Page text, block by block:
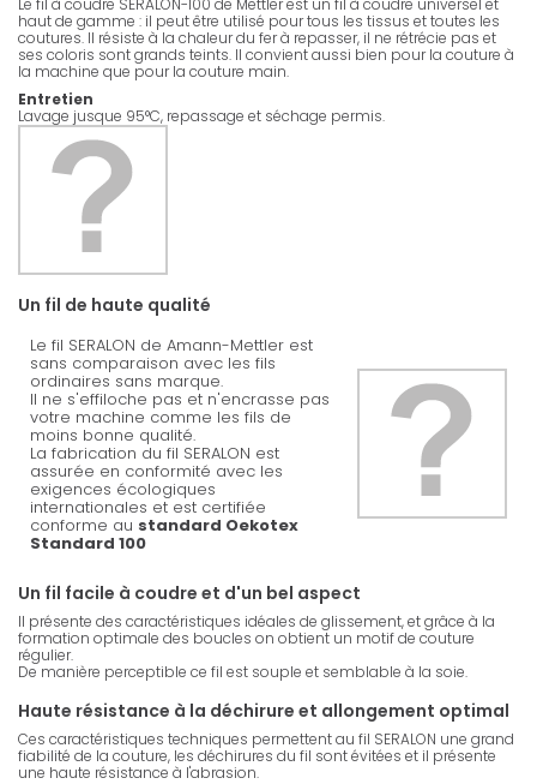
Le fil à coudre SERALON-100 de Mettler est un fil à coudre universel et
haut de gamme : il peut être utilisé pour tous les tissus et toutes les
coutures. Il résiste à la chaleur du fer à repasser, il ne rétrécie pas et
ses coloris sont grands teints. Il convient aussi bien pour la couture à
la machine que pour la couture main.
Entretien
Lavage jusque 95°C, repassage et séchage permis.
Un fil de haute qualité
Le fil SERALON de Amann-Mettler est
sans comparaison avec les fils
ordinaires sans marque.
Il ne s'effiloche pas et n'encrasse pas
votre machine comme les fils de
moins bonne qualité.
La fabrication du fil SERALON est
assurée en conformité avec les
exigences écologiques
internationales et est certifiée
conforme au standard Oekotex
Standard 100
Un fil facile à coudre et d'un bel aspect
Il présente des caractéristiques idéales de glissement, et grâce à la
formation optimale des boucles on obtient un motif de couture
régulier.
De manière perceptible ce fil est souple et semblable à la soie.
Haute résistance à la déchirure et allongement optimal
Ces caractéristiques techniques permettent au fil SERALON une grand
fiabilité de la couture, les déchirures du fil sont évitées et il présente
une haute résistance à l'abrasion.